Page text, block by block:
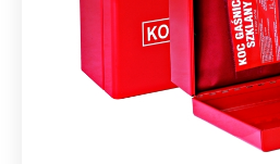
O firmie
Aktualności